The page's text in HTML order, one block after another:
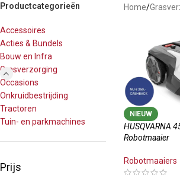
Productcategorieën
Accessoires
Acties & Bundels
Bouw en Infra
Grasverzorging
Occasions
Onkruidbestrijding
Tractoren
Tuin- en parkmachines
Prijs
Home/
NIEUW
HUSQVARNA
Robotmaaier
Robotmaaiers